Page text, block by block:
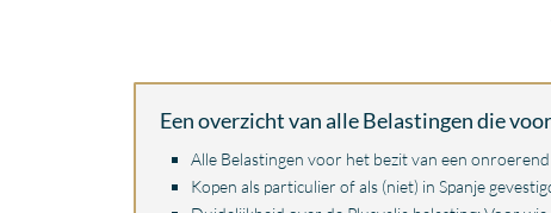
Een overzicht van alle Belastingen die
Alle Belastingen voor het bezit van een onroerend
Kopen als particulier of als (niet) in Spanje